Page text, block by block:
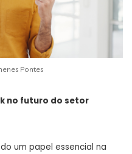
Pontes
no futuro do setor
um papel essencial na